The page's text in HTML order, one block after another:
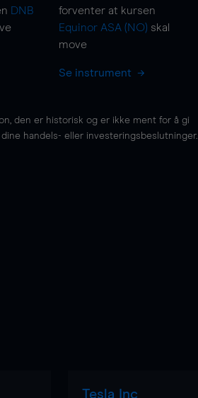
DNB
forventer at kursen
Equinor ASA (NO) skal
move
Se instrument
den er historisk og er ikke ment for å gi
handels- eller investeringsbeslutninger.
Tesla Inc